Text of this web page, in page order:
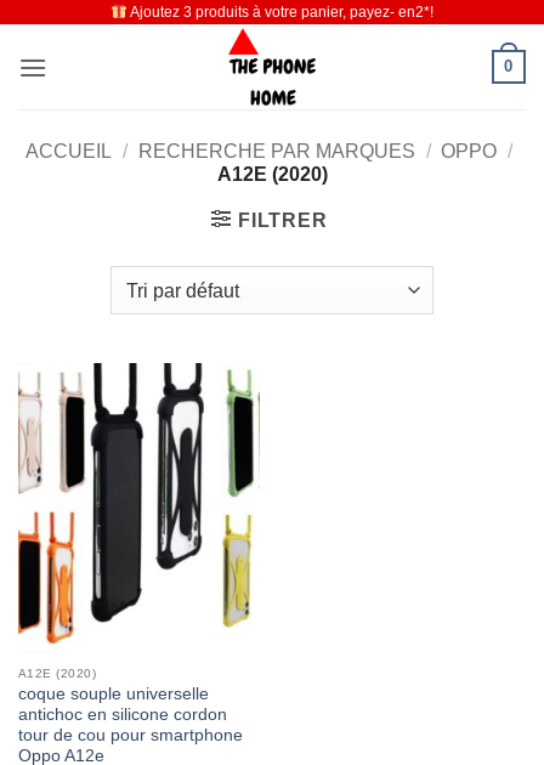
contenu
Ajoutez 3 produits à votre panier, payez- en2*!
0
ACCUEIL / RECHERCHE PAR MARQUES / OPPO /
A12E (2020)
FILTRER
A12E (2020)
coque souple universelle
antichoc en silicone cordon
tour de cou pour smartphone
Oppo A12e